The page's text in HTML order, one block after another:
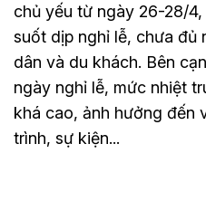
chủ yếu từ ngày 26-28/
suốt dịp nghỉ lễ, chưa đủ
dân và du khách. Bên
ngày nghỉ lễ, mức nhiệt
khá cao, ảnh hưởng đến
trình, sự kiện...